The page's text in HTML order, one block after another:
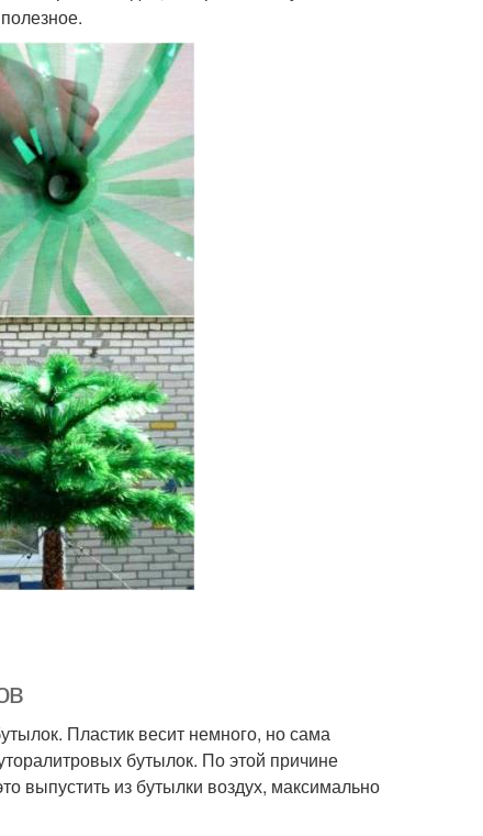
Пластик весит немного, но сама
бутылок. По этой причине
выпустить из бутылки воздух, максимально